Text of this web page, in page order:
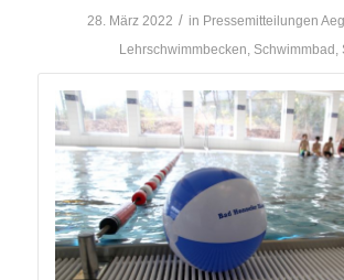
28. März 2022 / in Pressemitteilungen
Lehrschwimmbecken, Schwimmbad ,